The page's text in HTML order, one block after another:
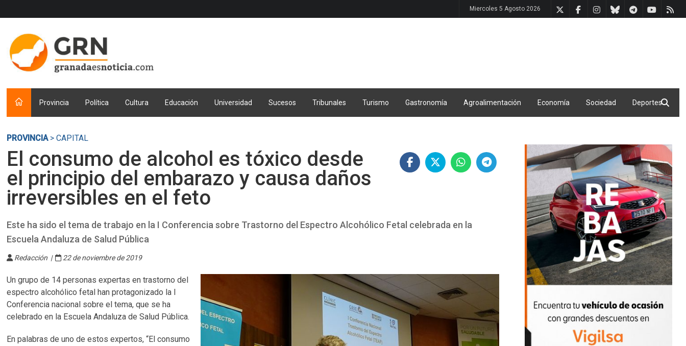
Miercoles 5 Agosto 2026
Provincia Política Cultura Educación Universidad Sucesos Tribunales Turismo Gastronomía Agroalimentación Economía Sociedad Deportes
PROVINCIA> CAPITAL
El consumo de alcohol es tóxico desde
el principio del embarazo y causa daños
irreversibles en el feto
Este ha sido el tema de trabajo en la I Conferencia sobre Trastorno del Espectro Alcohólico Fetal celebrada en la
Escuela Andaluza de Salud Pública
Redacción | 22 de noviembre de 2019
Un grupo de 14 personas expertas en trastorno del
espectro alcohólico fetal han protagonizado la I
Conferencia nacional sobre el tema, que se ha
celebrado en la Escuela Andaluza de Salud Pública.
En palabras de uno de estos expertos, “El consumo